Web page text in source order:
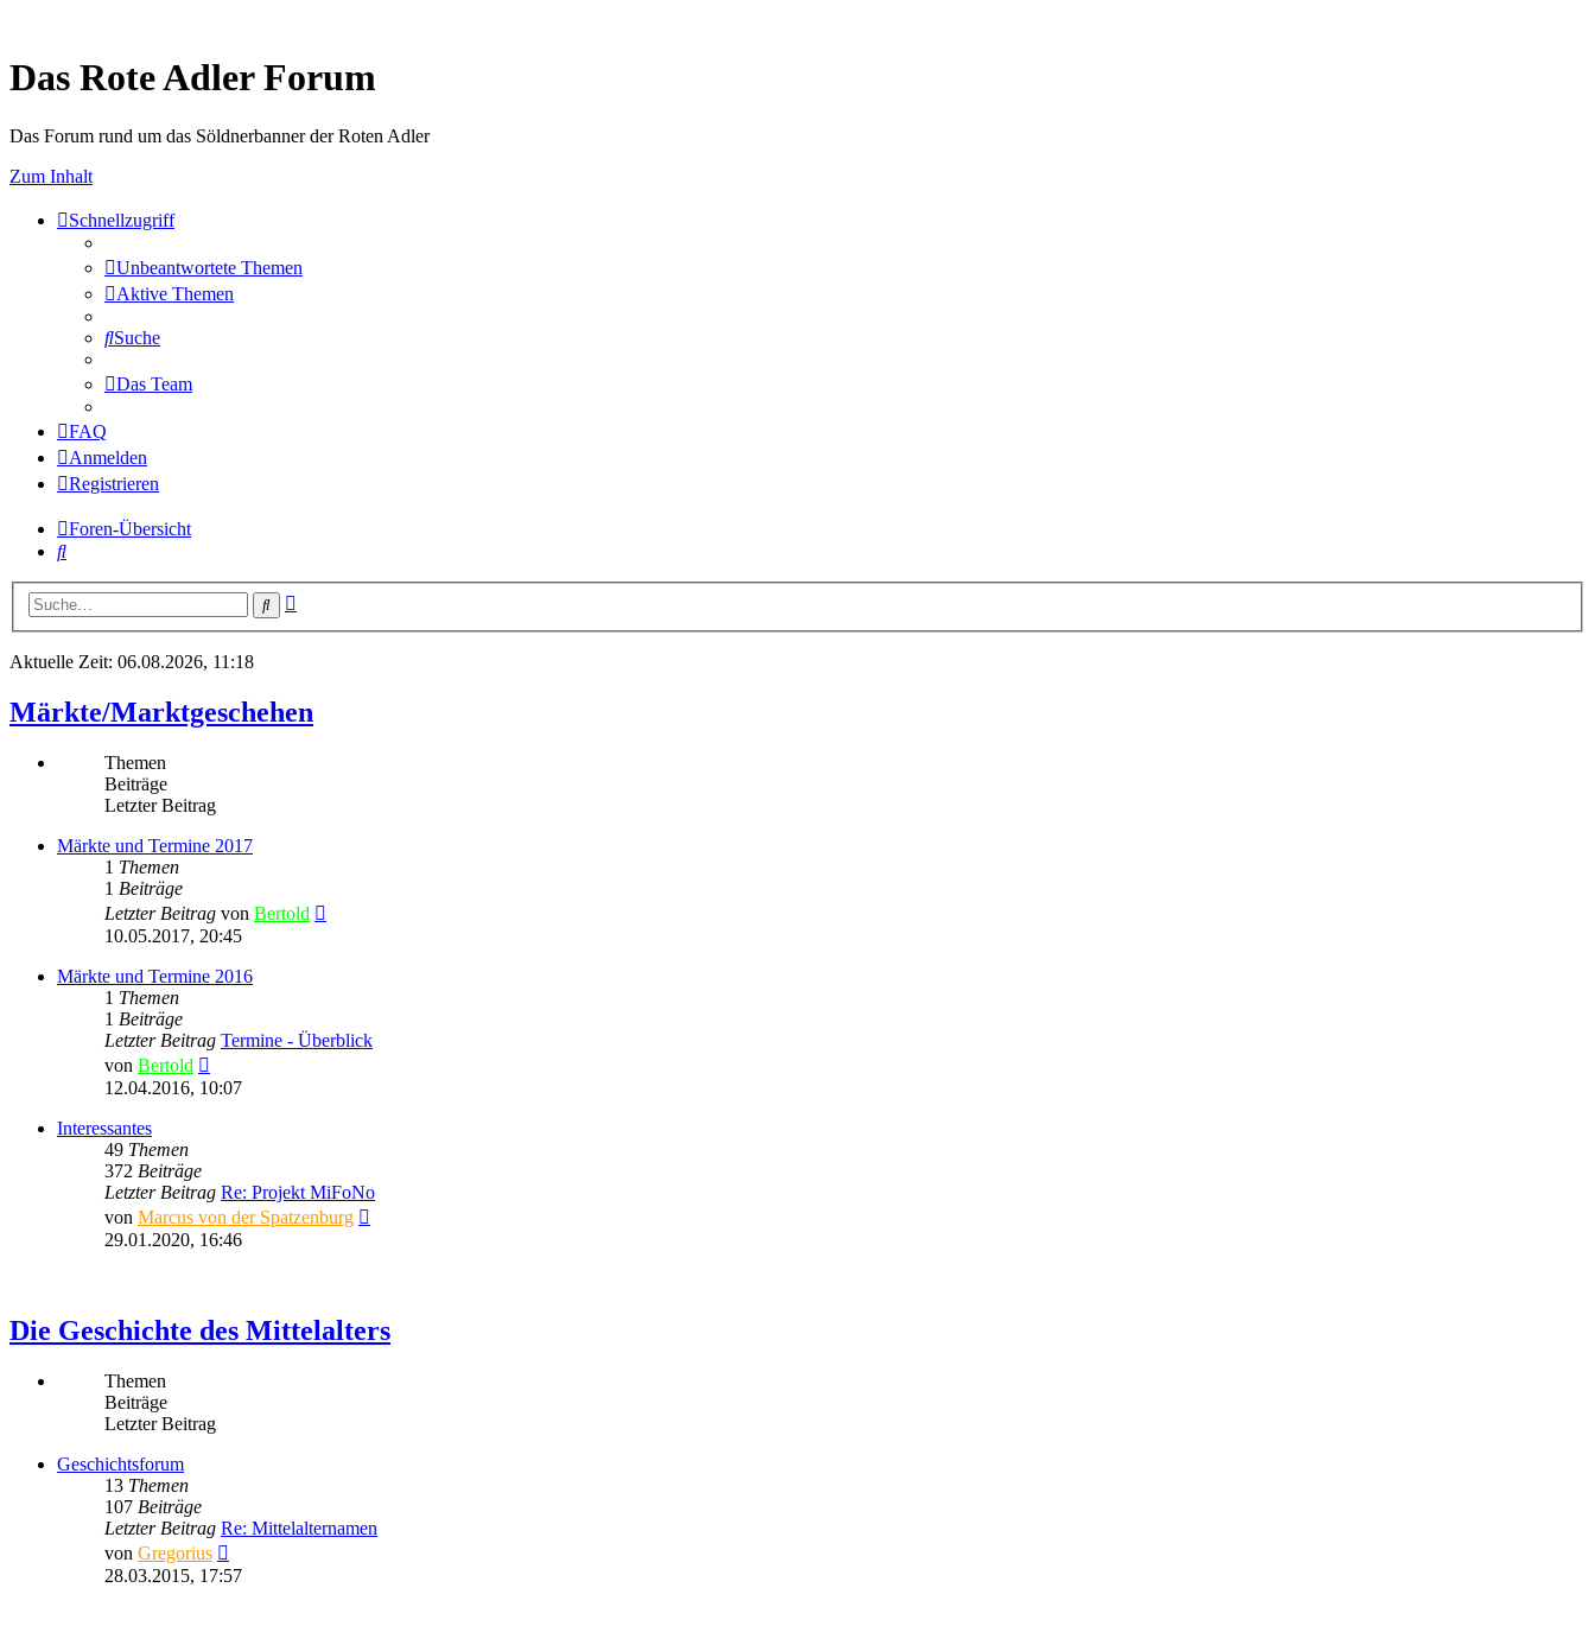
Das Rote Adler Forum
Das Forum rund um das Söldnerbanner der Roten Adler
Zum Inhalt
Schnellzugriff
Unbeantwortete Themen
Aktive Themen
Suche
Das Team
FAQ
Anmelden
Registrieren
Foren-Übersicht
Suche
Suche
Aktuelle Zeit: 06.08.2026, 11:18
Märkte/Marktgeschehen
Themen
Beiträge
Letzter Beitrag
Märkte und Termine 2017
1 Themen
1 Beiträge
Letzter Beitrag von Bertold
10.05.2017, 20:45
Märkte und Termine 2016
1 Themen
1 Beiträge
Letzter Beitrag Termine - Überblick
von Bertold
Beitrag
12.04.2016, 10:07
Interessantes
49 Themen
372 Beiträge
Letzter Beitrag Re: Projekt MiFoNo
von Marcus von der Spatzenburg
29.01.2020, 16:46
Die Geschichte des Mittelalters
Themen
Beiträge
Letzter Beitrag
Geschichtsforum
13 Themen
107 Beiträge
Letzter Beitrag Re: Mittelalternamen
von Gregorius
Beitrag
28.03.2015, 17:57